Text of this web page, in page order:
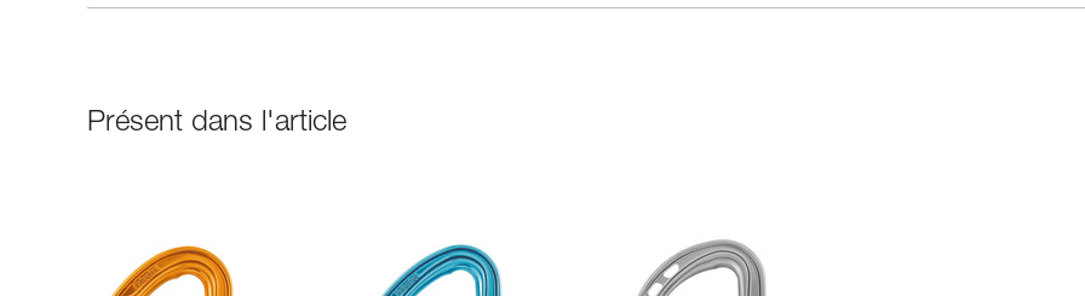
Présent dans l'article